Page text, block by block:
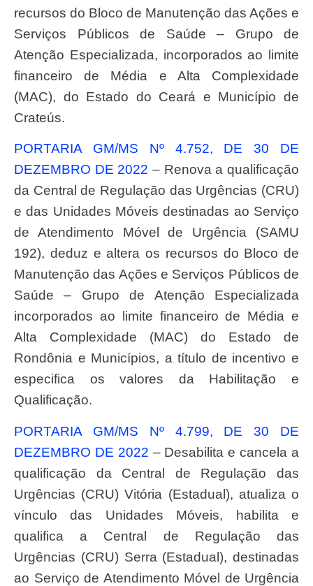
recursos do Bloco de Manutenção das Ações e
Serviços Públicos de Saúde – Grupo de
Atenção Especializada, incorporados ao limite
financeiro de Média e Alta Complexidade
(MAC), do Estado do Ceará e Município de
Crateús.
PORTARIA GM/MS Nº 4.752, DE 30 DE
DEZEMBRO DE 2022 – Renova a qualificação
da Central de Regulação das Urgências (CRU)
e das Unidades Móveis destinadas ao Serviço
de Atendimento Móvel de Urgência (SAMU
192), deduz e altera os recursos do Bloco de
Manutenção das Ações e Serviços Públicos de
Saúde – Grupo de Atenção Especializada
incorporados ao limite financeiro de Média e
Alta Complexidade (MAC) do Estado de
Rondônia e Municípios, a título de incentivo e
especifica os valores da Habilitação e
Qualificação.
PORTARIA GM/MS Nº 4.799, DE 30 DE
DEZEMBRO DE 2022 – Desabilita e cancela a
qualificação da Central de Regulação das
Urgências (CRU) Vitória (Estadual), atualiza o
vínculo das Unidades Móveis, habilita e
qualifica a Central de Regulação das
Urgências (CRU) Serra (Estadual), destinadas
ao Serviço de Atendimento Móvel de Urgência